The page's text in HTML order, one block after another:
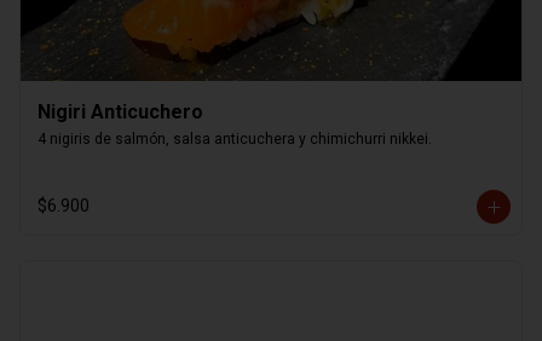
Nigiri Anticuchero
4 nigiris de salmón, salsa anticuchera y chimichurri nikkei.
$6.900